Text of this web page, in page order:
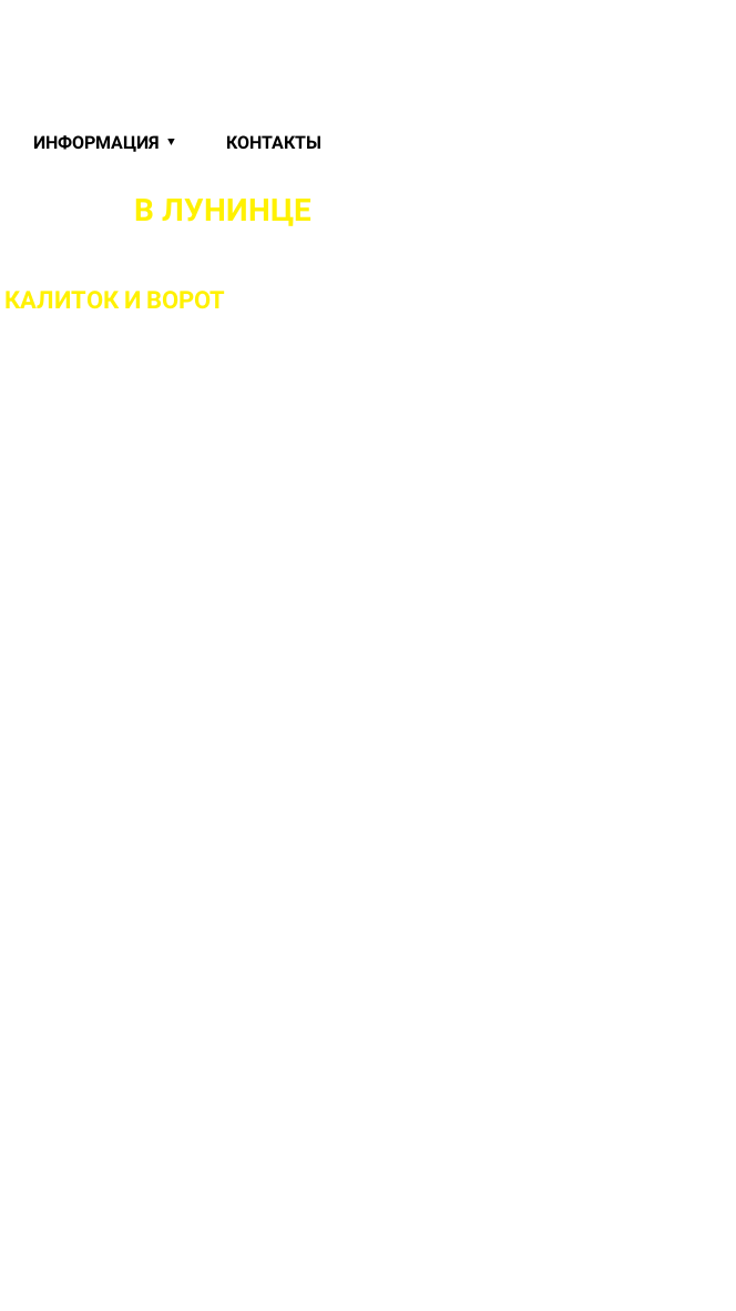
ИНФОРМАЦИЯ КОНТАКТЫ
В ЛУНИНЦЕ
КАЛИТОК И ВОРОТЛЮБОЙ СЛОЖНОСТИ